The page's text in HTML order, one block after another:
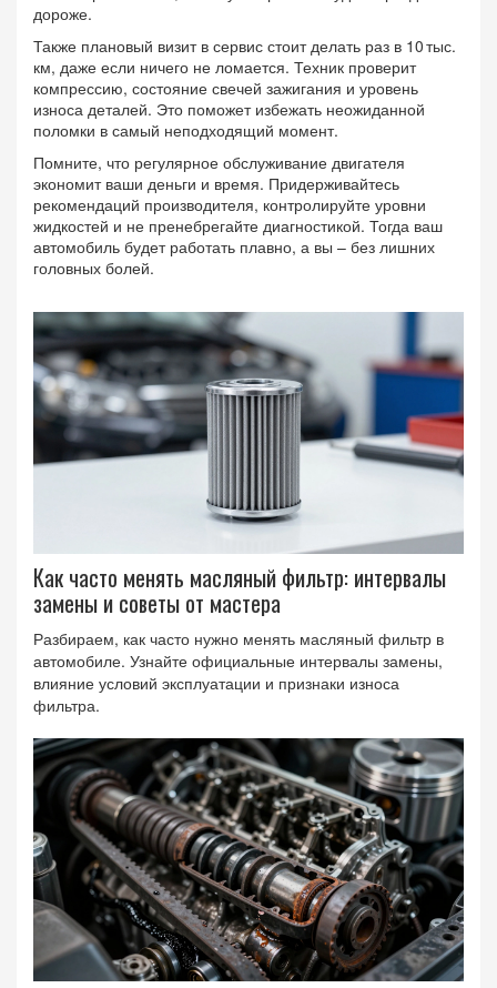
дороже.
Также плановый визит в сервис стоит делать раз в 10 тыс.
км, даже если ничего не ломается. Техник проверит
компрессию, состояние свечей зажигания и уровень
износа деталей. Это поможет избежать неожиданной
поломки в самый неподходящий момент.
Помните, что регулярное обслуживание двигателя
экономит ваши деньги и время. Придерживайтесь
рекомендаций производителя, контролируйте уровни
жидкостей и не пренебрегайте диагностикой. Тогда ваш
автомобиль будет работать плавно, а вы – без лишних
головных болей.
Как часто менять масляный фильтр: интервалы
замены и советы от мастера
Разбираем, как часто нужно менять масляный фильтр в
автомобиле. Узнайте официальные интервалы замены,
влияние условий эксплуатации и признаки износа
фильтра.